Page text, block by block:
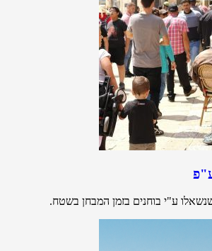
ע"י בוחנים בזמן המבחן בשטח.